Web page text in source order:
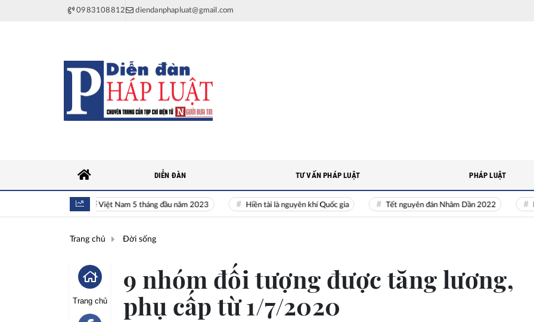
0983108812 diendanphapluat@gmail.com
Toàn cảnh kinh tế Việt Nam 5 tháng đầu năm 2023 Hiền tài là nguyên khí Quốc gia Tết nguyên đán Nhâm Dần 2022 Nguồn
DIỄN ĐÀN TƯ VẤN PHÁP LUẬT PHÁP LUẬT
Trang chủ Đời sống
Trang chủ
9 nhóm đối tượng được tăng lương,
phụ cấp từ 1/7/2020